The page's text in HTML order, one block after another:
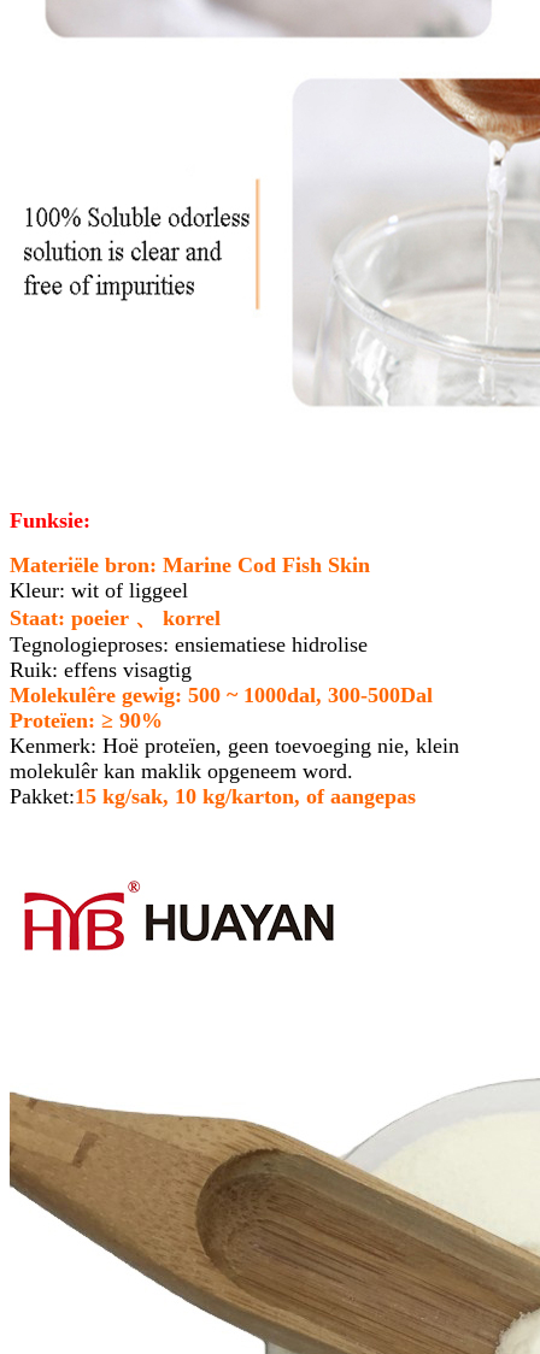
Funksie:
Materiële bron: Marine Cod Fish Skin
Kleur: wit of liggeel
Staat: poeier 、 korrel
Tegnologieproses: ensiematiese hidrolise
Ruik: effens visagtig
Molekulêre gewig: 500 ~ 1000dal, 300-500Dal
Proteïen: ≥ 90%
Kenmerk: Hoë proteïen, geen toevoeging nie, klein
molekulêr kan maklik opgeneem word.
Pakket:15 kg/sak, 10 kg/karton, of aangepas